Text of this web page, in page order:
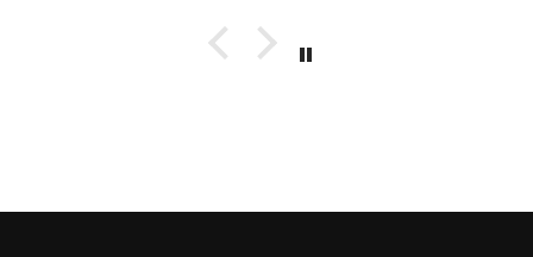
begeistert bin ich davon, wie
einfach und vor allem lokal sich